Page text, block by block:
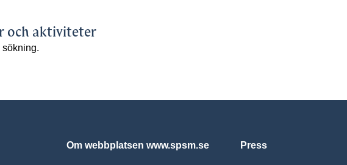
och aktiviteter
sökning.
Om webbplatsen www.spsm.se Press